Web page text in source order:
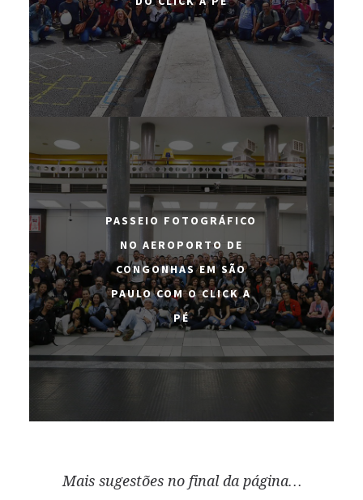
PASSEIO FOTOGRÁFICO
NO AEROPORTO DE
CONGONHAS EM SÃO
PAULO COM O CLICK A
PÉ
Mais sugestões no final da página…